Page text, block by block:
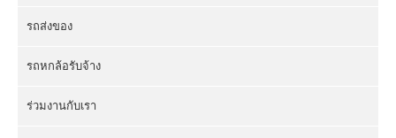
รถส่งของ
รถหกล้อรับจ้าง
ร่วมงานกับเรา